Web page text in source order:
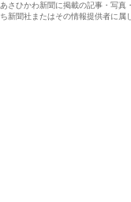
あさひかわ新聞に掲載の記事・写真
ち新聞社またはその情報提供者に属